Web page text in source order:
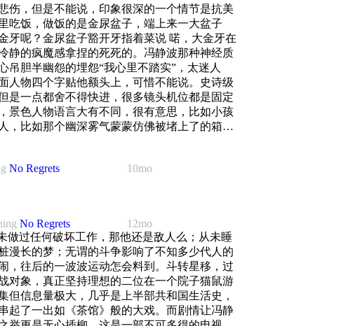
伤，但是不能说，印象很深的一个情节是抗美
吃饭，做饭的是金尿盆子，端上来一大盆子
牙呢？金尿盆子豁开牙指着菜说 喏，大金牙在
静的疯魔感拿捏的死死的。冯静波那种神经质
吊胆半幽怨的埋怨“我心里不踏实”，太迷人
人物四个字贴他额头上，可惜不能说。史诗级
是一点都舍不得快进，很多镜头机位都是固定
景色人物语言大有不同，很有意思，比如小孩
，比如那个幽深雾气蒙蒙仿佛被堵上了的箱
10mo
No Regrets
12mo
No Regrets
做过任何破坏工作，那他还是敌人么；从未睡
漫长的梦；无谓的斗争影响了不知多少代人的
，往后的一波波运动怎会料到。斗转星移，过
对象，真正坚持理想的二位在一个院子猫鼠游
但信息量极大，几乎是上半部共和国生活史，
起了一出如《茶馆》般的大戏。而剧情让冯静